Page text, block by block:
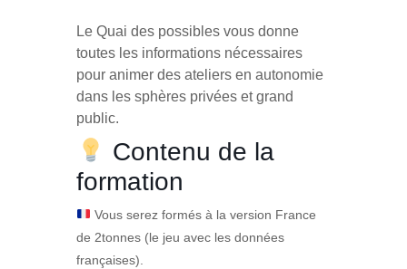
Le Quai des possibles vous donne
toutes les informations nécessaires
pour animer des ateliers en autonomie
dans les sphères privées et grand
public.
Contenu de la
formation
​ Vous serez formés à la version France
de 2tonnes (le jeu avec les données
françaises).